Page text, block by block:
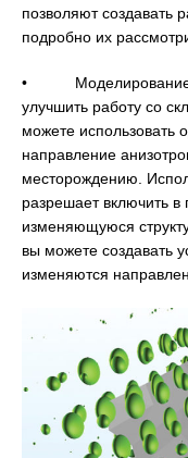
позволяют создавать
подробно их
• Моделирование
улучшить работу со
можете использовать
направление
месторождению.
разрешает включить
изменяющуюся
вы можете создавать
изменяются